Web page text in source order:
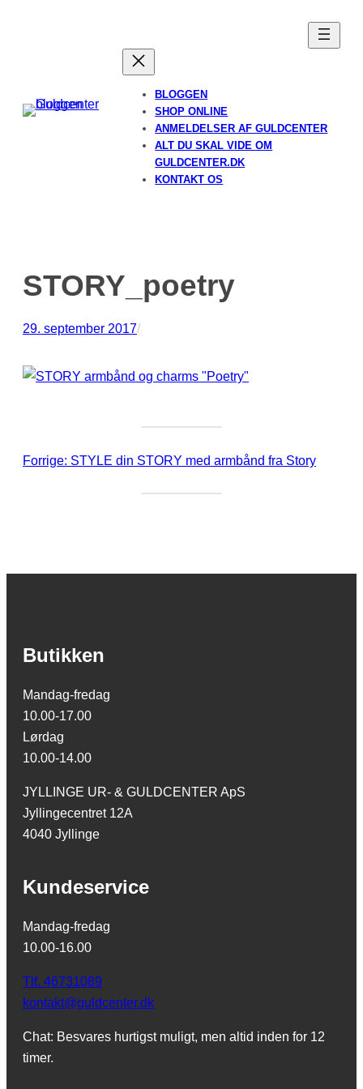
BLOGGEN
SHOP ONLINE
ANMELDELSER AF GULDCENTER
ALT DU SKAL VIDE OM
GULDCENTER.DK
KONTAKT OS
STORY_poetry
29. september 2017/
Forrige: STYLE din STORY med armbånd fra Story
Butikken
Mandag-fredag
10.00-17.00
Lørdag
10.00-14.00
JYLLINGE UR- & GULDCENTER ApS
Jyllingecentret 12A
4040 Jyllinge
Kundeservice
Mandag-fredag
10.00-16.00
Tlf. 46731089
kontakt@guldcenter.dk
Chat: Besvares hurtigst muligt, men altid inden for 12
timer.